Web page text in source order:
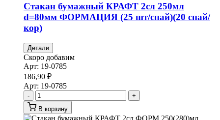
Стакан бумажный КРАФТ 2сл 250мл
d=80мм ФОРМАЦИЯ (25 шт/спай)(20 спай/
кор)
Детали
Скоро добавим
Арт: 19-0785
186,90 ₽
Арт: 19-0785
-
+
В корзину